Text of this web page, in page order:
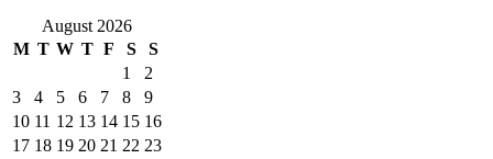
August 2026
M T W T F S
S
1
2
3
4 5 6 7 8
9
10 11 12 13 14 15 16
17 18 19 20 21 22 23